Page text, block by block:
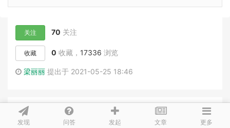
发现 问答 发起 文章 更多
关注 70 关注
收藏 0 收藏， 17336 浏览
梁丽丽 提出于 2021-05-25 18:46
相似问题